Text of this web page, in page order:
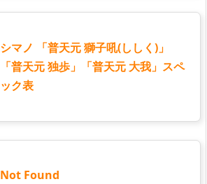
シマノ 「普天元 獅子吼(ししく)」
「普天元 独歩」「普天元 大我」スペ
ック表
Not Found